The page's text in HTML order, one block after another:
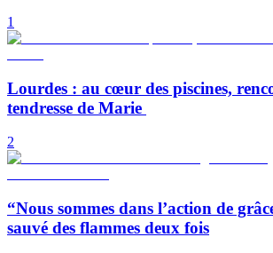
1
Lourdes : au cœur des piscines,
tendresse de Marie
2
“Nous sommes dans l’action de
sauvé des flammes deux fois